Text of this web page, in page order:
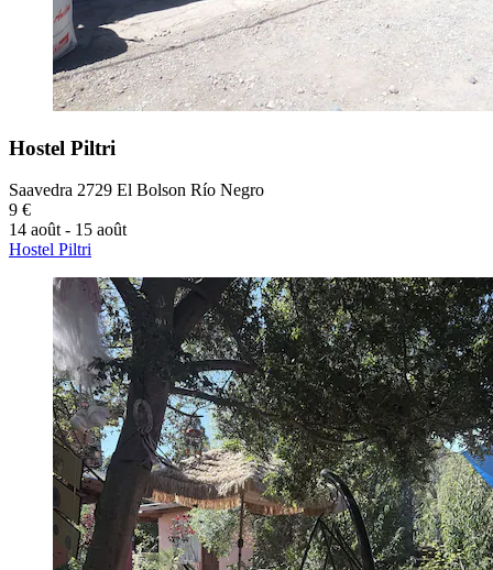
Hostel Piltri
Saavedra 2729 El Bolson Río Negro
9 €
14 août - 15 août
Hostel Piltri